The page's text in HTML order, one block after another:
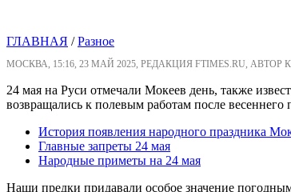
ГЛАВНАЯ /Разное
МОСКВА, 15:16, 23 МАЙ 2025, РЕДАКЦИЯ FTIMES.RU,
24 мая на Руси отмечали Мокеев день, также
возвращались к полевым работам после
История появления народного праздника
Главные запреты 24 мая
Народные приметы на 24 мая
Наши предки придавали особое значение